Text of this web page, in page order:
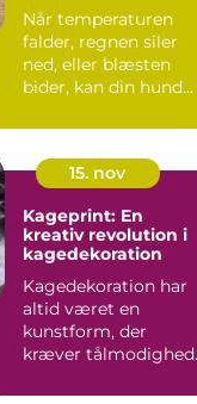
Når temperaturen
falder, regnen siler
ned, eller blæsten
bider, kan din hund
15. nov
Kageprint: En
kreativ revolution i
kagedekoration
Kagedekoration har
altid været en
kunstform, der
kræver tålmodighed,